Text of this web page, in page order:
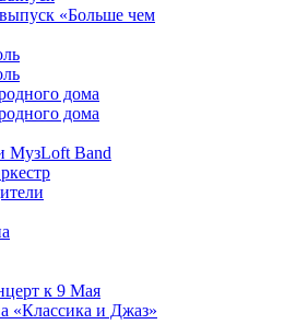
«Больше чем
дома
дома
МузLoft Band
к 9 Мая
«Классика и Джаз»